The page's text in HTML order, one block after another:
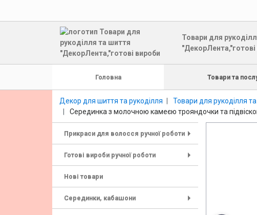
Товари для
"ДекорЛента,"готові
Головна Товари та
Декор для шиття та рукоділля Товари для рукоділля
Серединка з молочною камеєю трояндочки та
Прикраси для волосся ручної роботи
Готові вироби ручної роботи
Нові товари
Серединки, кабашони